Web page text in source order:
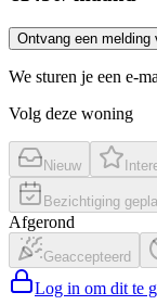
Ontvang een melding
We sturen je een e-
Volg deze woning
Nieuw
Bezichtiging
Afgerond
Geaccepteerd
Log in om dit te